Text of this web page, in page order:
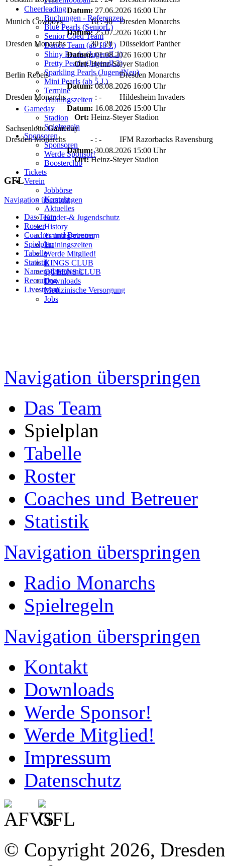
Cheerleading
Buchungen - Referenzen
Blue Pearls (SeniorL)
Senior Coed Team
Dance Team (ab 18 J.)
Shiny Pearls (JugendL1)
Pretty Pearls (JugendL2)
Sparkling Pearls (JugendNeu)
Mini Pearls (ab 5 J.)
Termine
Trainingszeiten
Gameday
Stadion
Spielregeln
Sponsoren
Sponsoren
Werde Sponsor!
Boosterclub
Tickets
Verein
Jobbörse
Kontakt
Aktuelles
Kinder-& Jugendschutz
History
Trainingszentrum
Trainingszeiten
Werde Mitglied!
KINGS CLUB
QUEENS CLUB
Downloads
Medizinische Versorgung
Jobs
Datum: 27.06.2026 16:00 Uhr
Munich Cowboys
10 : 48
Dresden Monarchs
Datum:25.07.2026 16:00 Uhr
Dresden Monarchs
30 : 20
Düsseldorf Panther
Datum:01.08.2026 16:00 Uhr
Ort:Heinz-Steyer Stadion
Berlin Rebels
- : -
Dresden Monarchs
Datum:08.08.2026 16:00 Uhr
Dresden Monarchs
- : -
Hildesheim Invaders
Datum: 16.08.2026 15:00 Uhr
Ort: Heinz-Steyer Stadion
Sachsenlotto Gameday
Dresden Monarchs
- : -
IFM Razorbacks Ravensburg
Datum:30.08.2026 15:00 Uhr
Ort:Heinz-Steyer Stadion
GFL
Navigation überspringen
Das Team
Roster
Coaches und Betreuer
Spielplan
Tabelle
Statistik
Namensdatenbank
Recruiting
Livestream
Navigation überspringen
Das Team
Spielplan
Tabelle
Roster
Coaches und Betreuer
Statistik
Navigation überspringen
Radio Monarchs
Spielregeln
Navigation überspringen
Kontakt
Downloads
Werde Sponsor!
Werde Mitglied!
Impressum
Datenschutz
© Copyright 2026,